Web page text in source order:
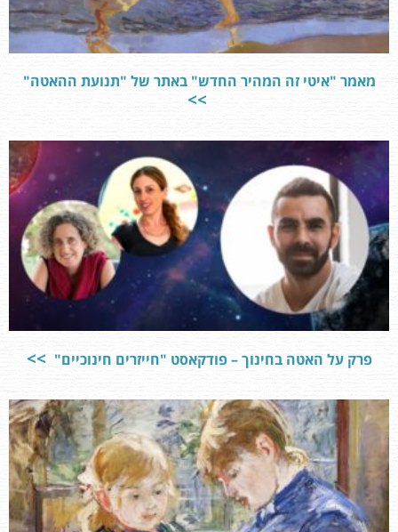
מאמר "איטי זה המהיר החדש" באתר של "תנועת ההאטה"
פרק על האטה בחינוך – פודקאסט "חייזרים חינוכיים"